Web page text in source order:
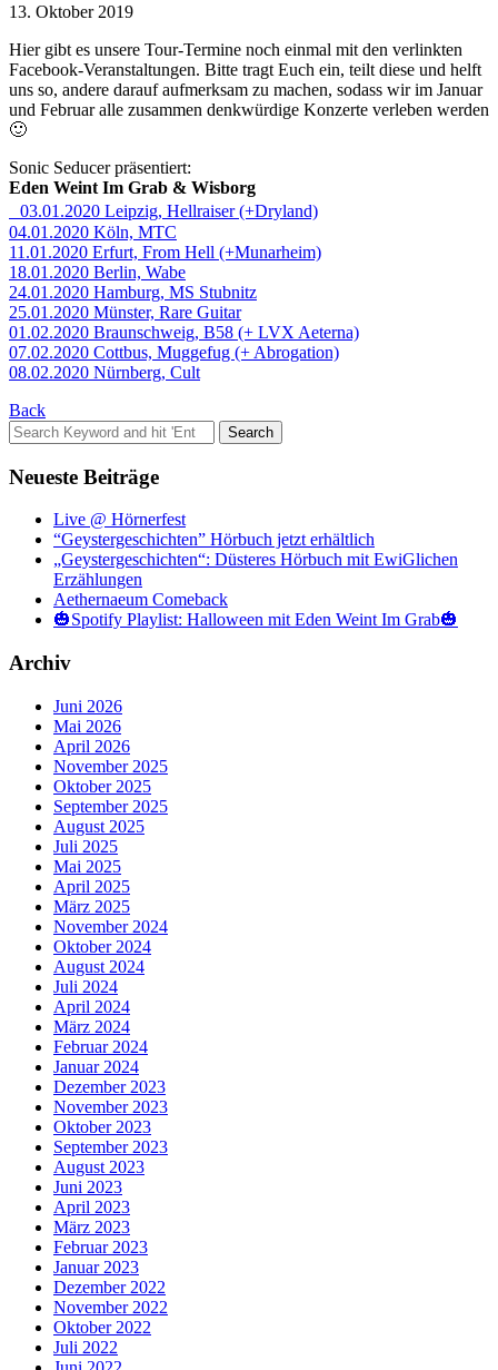
13. Oktober 2019
Hier gibt es unsere Tour-Termine noch einmal mit den verlinkten
Facebook-Veranstaltungen. Bitte tragt Euch ein, teilt diese und helft
uns so, andere darauf aufmerksam zu machen, sodass wir im Januar
und Februar alle zusammen denkwürdige Konzerte verleben werden
🙂
Sonic Seducer präsentiert:
Eden Weint Im Grab & Wisborg
03.01.2020 Leipzig, Hellraiser (+Dryland)
04.01.2020 Köln, MTC
11.01.2020 Erfurt, From Hell (+Munarheim)
18.01.2020 Berlin, Wabe
24.01.2020 Hamburg, MS Stubnitz
25.01.2020 Münster, Rare Guitar
01.02.2020 Braunschweig, B58 (+ LVX Aeterna)
07.02.2020 Cottbus, Muggefug (+ Abrogation)
08.02.2020 Nürnberg, Cult
Back
Search
for:
Neueste Beiträge
Live @ Hörnerfest
“Geystergeschichten” Hörbuch jetzt erhältlich
„Geystergeschichten“: Düsteres Hörbuch mit EwiGlichen
Erzählungen
Aethernaeum Comeback
🎃Spotify Playlist: Halloween mit Eden Weint Im Grab🎃
Archiv
Juni 2026
Mai 2026
April 2026
November 2025
Oktober 2025
September 2025
August 2025
Juli 2025
Mai 2025
April 2025
März 2025
November 2024
Oktober 2024
August 2024
Juli 2024
April 2024
März 2024
Februar 2024
Januar 2024
Dezember 2023
November 2023
Oktober 2023
September 2023
August 2023
Juni 2023
April 2023
März 2023
Februar 2023
Januar 2023
Dezember 2022
November 2022
Oktober 2022
Juli 2022